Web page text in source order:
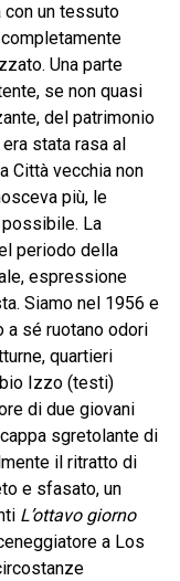
con un tessuto
Una parte
se non quasi
del patrimonio
stata rasa al
Città vecchia non
più, le
La
periodo della
espressione
Siamo nel 1956 e
a sé ruotano odori
quartieri
Izzo (testi)
di due giovani
sgretolante di
il ritratto di
e sfasato, un
L’ottavo giorno
a Los